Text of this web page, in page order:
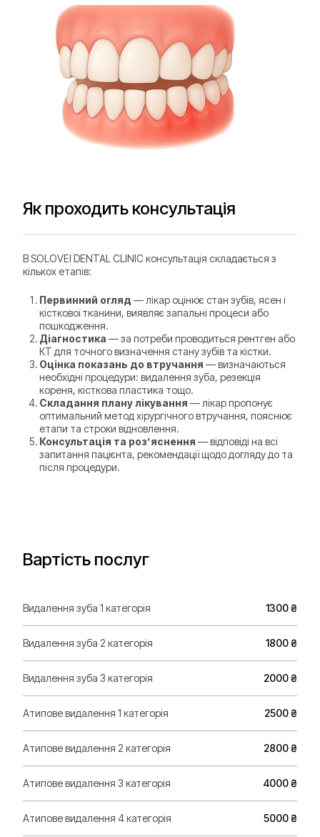
Як проходить консультація
В SOLOVEI DENTAL CLINIC консультація складається з
кількох етапів:
Первинний огляд — лікар оцінює стан зубів, ясен і
кісткової тканини, виявляє запальні процеси або
пошкодження.
Діагностика — за потреби проводиться рентген або
КТ для точного визначення стану зубів та кістки.
Оцінка показань до втручання — визначаються
необхідні процедури: видалення зуба, резекція
кореня, кісткова пластика тощо.
Складання плану лікування — лікар пропонує
оптимальний метод хірургічного втручання, пояснює
етапи та строки відновлення.
Консультація та роз’яснення — відповіді на всі
запитання пацієнта, рекомендації щодо догляду до та
після процедури.
Вартість послуг
Видалення зуба 1 категорія 1300 ₴
Видалення зуба 2 категорія 1800 ₴
Видалення зуба 3 категорія 2000 ₴
Атипове видалення 1 категорія 2500 ₴
Атипове видалення 2 категорія 2800 ₴
Атипове видалення 3 категорія 4000 ₴
Атипове видалення 4 категорія 5000 ₴